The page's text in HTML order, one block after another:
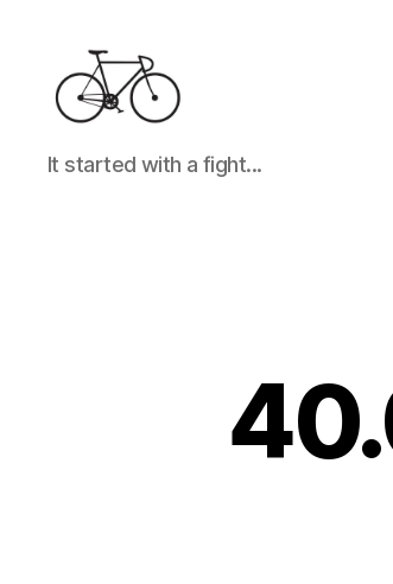
It
started
It started with a fight...